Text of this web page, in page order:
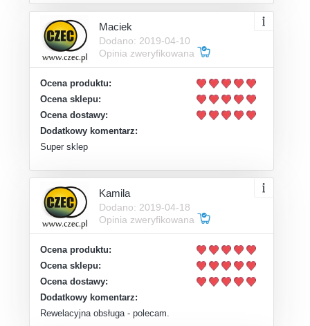
Maciek
Dodano: 2019-04-10
Opinia zweryfikowana
Ocena produktu:
Ocena sklepu:
Ocena dostawy:
Dodatkowy komentarz:
Super sklep
Kamila
Dodano: 2019-04-18
Opinia zweryfikowana
Ocena produktu:
Ocena sklepu:
Ocena dostawy:
Dodatkowy komentarz:
Rewelacyjna obsługa - polecam.